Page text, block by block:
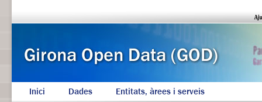
Inici Dades Entitats, àrees i serveis